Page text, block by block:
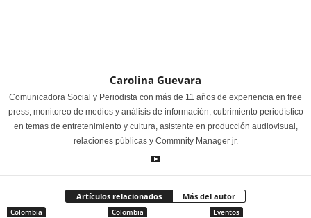
Carolina Guevara
Comunicadora Social y Periodista con más de 11 años de experiencia en free
press, monitoreo de medios y análisis de información, cubrimiento periodístico
en temas de entretenimiento y cultura, asistente en producción audiovisual,
relaciones públicas y Commnity Manager jr.
Artículos relacionados Más del autor
Colombia Colombia Eventos